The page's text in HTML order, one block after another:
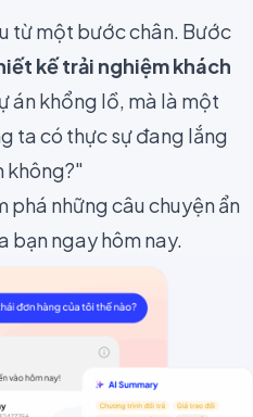
từ một bước chân. Bước
kế trải nghiệm khách
án khổng lồ, mà là một
ta có thực sự đang lắng
không?"
phá những câu chuyện ẩn
bạn ngay hôm nay.